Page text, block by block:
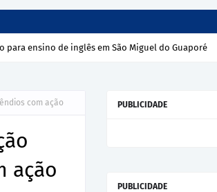
para ensino de inglês em São Miguel do Guaporé
com ação
ação
PUBLICIDADE
PUBLICIDADE